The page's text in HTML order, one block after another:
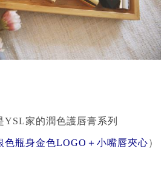
家的潤色護唇膏系列
色瓶身金色LOGO＋小嘴唇夾心）